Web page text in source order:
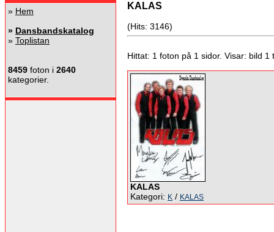
» Hem
» Dansbandskatalog
» Toplistan
8459 foton i 2640
kategorier.
KALAS
(Hits: 3146)
Hittat: 1 foton på 1 sidor. Visar: bild 1
KALAS
Kategori: K / KALAS